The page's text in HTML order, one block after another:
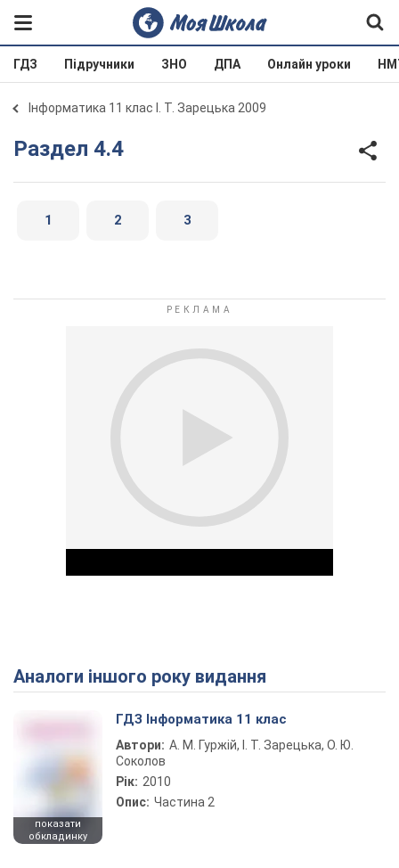
ГДЗ Підручники ЗНО ДПА Онлайн уроки
Інформатика 11 клас І. Т. Зарецька 2009
Раздел 4.4
1 2 3
Play Video
Аналоги іншого року видання
показати
обкладинку
ГДЗ Інформатика 11 клас
Автори: А. М. Гуржій, І. Т. Зарецька, О. Ю.
Соколов
Рік: 2010
Опис: Частина 2